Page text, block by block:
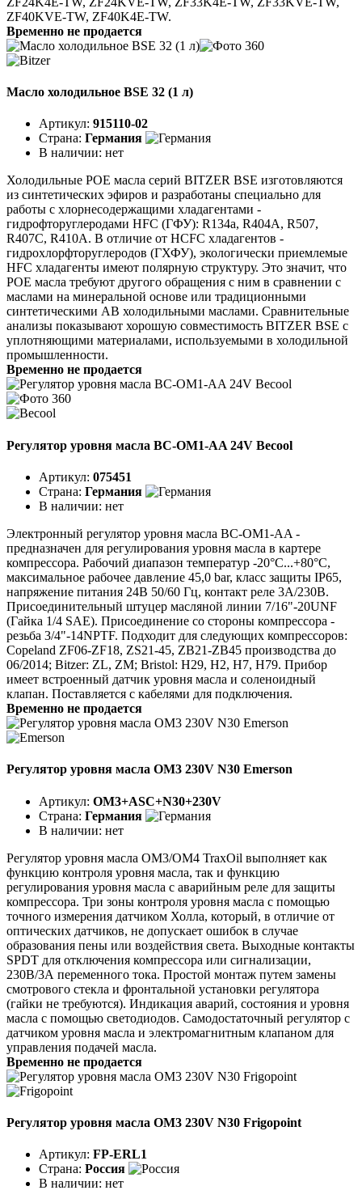
ZF40KVE-TW, ZF40K4E-TW.
Временно не продается
Масло холодильное BSE 32 (1 л)
Артикул: 915110-02
Страна: Германия
В наличии: нет
Холодильные POE масла серий BITZER BSE изготовляются
из синтетических эфиров и разработаны специально для
работы с хлорнесодержащими хладагентами -
гидрофторуглеродами HFC (ГФУ): R134a, R404A, R507,
R407C, R410A. В отличие от HCFC хладагентов -
гидрохлорфторуглеродов (ГХФУ), экологически приемлемые
HFC хладагенты имеют полярную структуру. Это значит, что
POE масла требуют другого обращения с ним в сравнении с
маслами на минеральной основе или традиционными
синтетическими АВ холодильными маслами. Сравнительные
анализы показывают хорошую совместимость BITZER BSE с
уплотняющими материалами, используемыми в холодильной
промышленности.
Временно не продается
Регулятор уровня масла BC-OM1-AA 24V Becool
Артикул: 075451
Страна: Германия
В наличии: нет
Электронный регулятор уровня масла BC-OM1-AA -
предназначен для регулирования уровня масла в картере
компрессора. Рабочий диапазон температур -20°C...+80°C,
максимальное рабочее давление 45,0 bar, класс защиты IP65,
напряжение питания 24В 50/60 Гц, контакт реле 3А/230В.
Присоединительный штуцер масляной линии 7/16"-20UNF
(Гайка 1/4 SAE). Присоединение со стороны компрессора -
резьба 3/4"-14NPTF. Подходит для следующих компрессоров:
Copeland ZF06-ZF18, ZS21-45, ZB21-ZB45 производства до
06/2014; Bitzer: ZL, ZM; Bristol: H29, H2, H7, H79. Прибор
имеет встроенный датчик уровня масла и соленоидный
клапан. Поставляется с кабелями для подключения.
Временно не продается
Регулятор уровня масла OM3 230V N30 Emerson
Артикул: OM3+ASC+N30+230V
Страна: Германия
В наличии: нет
Регулятор уровня масла ОМ3/ОМ4 TraxOil выполняет как
функцию контроля уровня масла, так и функцию
регулирования уровня масла с аварийным реле для защиты
компрессора. Три зоны контроля уровня масла с помощью
точного измерения датчиком Холла, который, в отличие от
оптических датчиков, не допускает ошибок в случае
образования пены или воздействия света. Выходные контакты
SPDT для отключения компрессора или сигнализации,
230В/3А переменного тока. Простой монтаж путем замены
смотрового стекла и фронтальной установки регулятора
(гайки не требуются). Индикация аварий, состояния и уровня
масла с помощью светодиодов. Самодостаточный регулятор с
датчиком уровня масла и электромагнитным клапаном для
управления подачей масла.
Временно не продается
Регулятор уровня масла OM3 230V N30 Frigopoint
Артикул: FP-ERL1
Страна: Россия
В наличии: нет